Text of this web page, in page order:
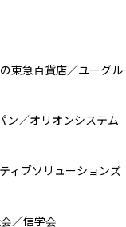
東急百貨店／ユーグ
ン／オリオンシステム
ィブソリューションズ
／信学会